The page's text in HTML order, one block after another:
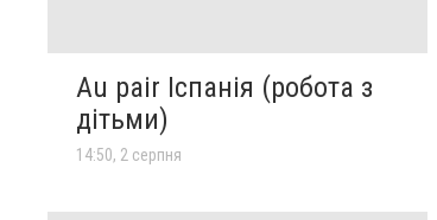
Au pair Іспанія (робота з
дітьми)
14:50, 2 серпня